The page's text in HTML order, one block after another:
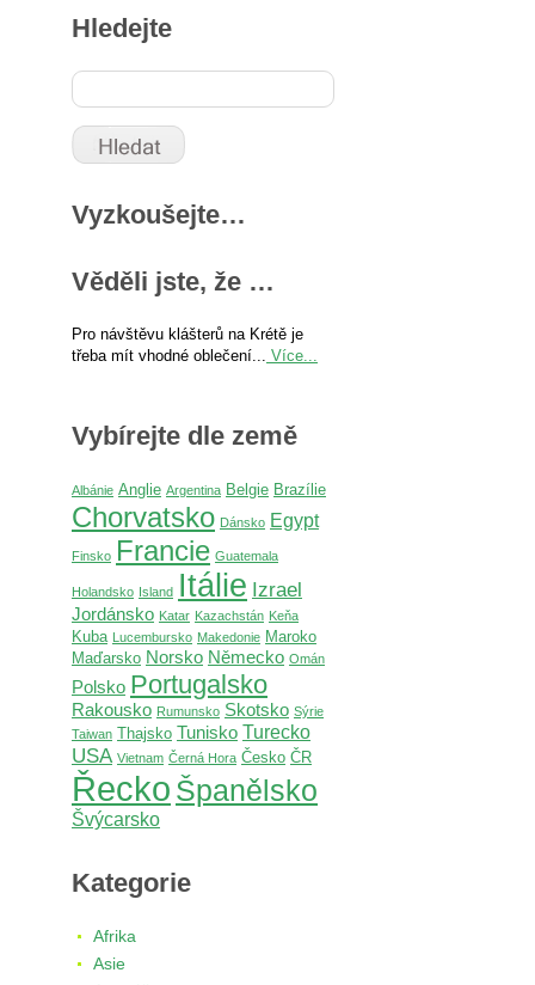
Hledejte
Vyzkoušejte…
Věděli jste, že …
Pro návštěvu klášterů na Krétě je
třeba mít vhodné oblečení...
Více...
Vybírejte dle země
Albánie Anglie Argentina Belgie Brazílie
Chorvatsko Dánsko Egypt
Finsko Francie Guatemala
Holandsko Island Itálie Izrael
Jordánsko Katar Kazachstán Keňa
Kuba Lucembursko Makedonie Maroko
Maďarsko Norsko Německo Omán
Polsko Portugalsko
Rakousko Rumunsko Skotsko Sýrie
Taiwan Thajsko Tunisko Turecko
USA Vietnam Černá Hora Česko ČR
Řecko Španělsko
Švýcarsko
Kategorie
Afrika
Asie